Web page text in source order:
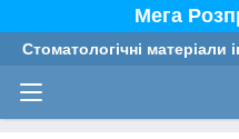
Мега
Стоматологічні матеріали